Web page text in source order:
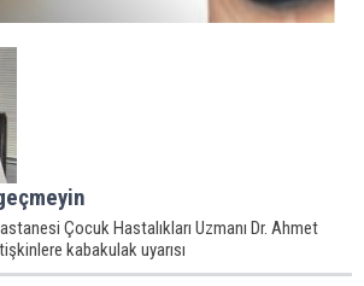
Çocuk Hastalıkları Uzmanı Dr. Ahmet
kabakulak uyarısı